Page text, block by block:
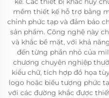
mềm thiết kế hỗ trợ bằng
chỉnh phức tạp và đảm bảo
sản phẩm. Công nghệ này
và khắc bề mặt, với khả
đến từng phần nhỏ của
chương chuyên nghiệp
kiểu chữ, tích hợp đồ họa
logo hoặc biểu tượng phức
với các đường khắc được